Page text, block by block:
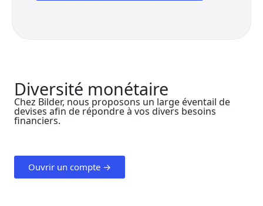
Diversité monétaire
Chez Bilder, nous proposons un large éventail de
devises afin de répondre à vos divers besoins
financiers.
Ouvrir un compte →